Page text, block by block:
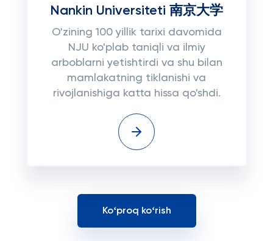
Nankin Universiteti 南京大学
O'zining 100 yillik tarixi davomida
NJU ko'plab taniqli va ilmiy
arboblarni yetishtirdi va shu bilan
mamlakatning tiklanishi va
rivojlanishiga katta hissa qo'shdi.
Koʻproq koʻrish